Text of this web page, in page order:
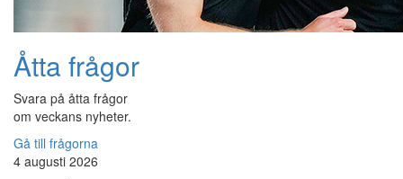
Åtta frågor
Svara på åtta frågor
om veckans nyheter.
Gå till frågorna
4 augusti 2026